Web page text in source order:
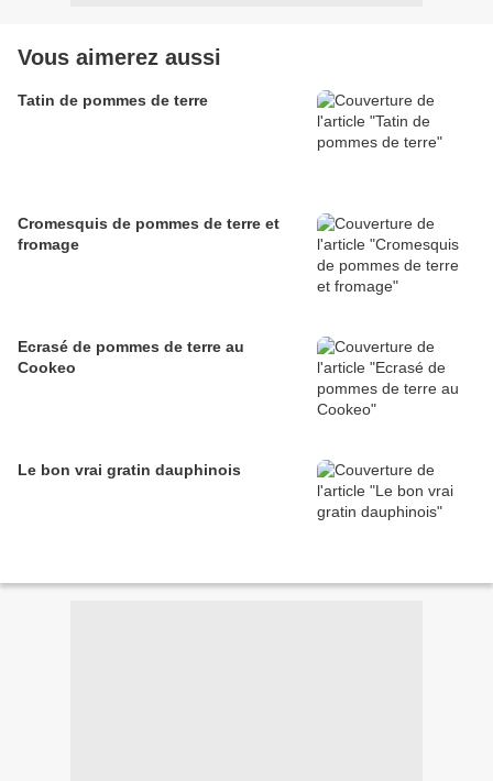
Vous aimerez aussi
Tatin de pommes de terre
Cromesquis de pommes de terre et
fromage
Ecrasé de pommes de terre au
Cookeo
Le bon vrai gratin dauphinois